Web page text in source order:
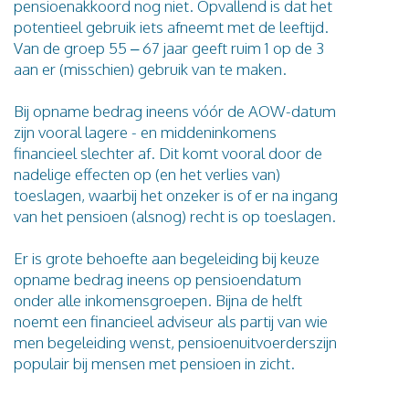
pensioenakkoord nog niet. Opvallend is dat het
potentieel gebruik iets afneemt met de leeftijd.
Van de groep 55 – 67 jaar geeft ruim 1 op de 3
aan er (misschien) gebruik van te maken.
Bij opname bedrag ineens vóór de AOW-datum
zijn vooral lagere - en middeninkomens
financieel slechter af. Dit komt vooral door de
nadelige effecten op (en het verlies van)
toeslagen, waarbij het onzeker is of er na ingang
van het pensioen (alsnog) recht is op toeslagen.
Er is grote behoefte aan begeleiding bij keuze
opname bedrag ineens op pensioendatum
onder alle inkomensgroepen. Bijna de helft
noemt een financieel adviseur als partij van wie
men begeleiding wenst, pensioenuitvoerderszijn
populair bij mensen met pensioen in zicht.